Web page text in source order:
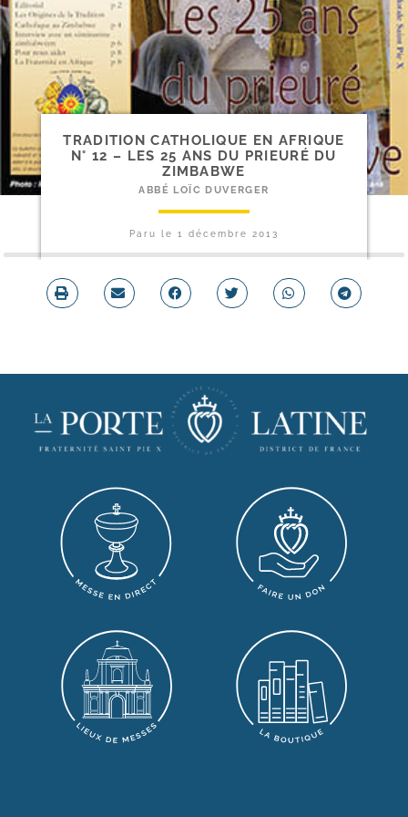
TRADITION CATHOLIQUE EN AFRIQUE
N° 12 – LES 25 ANS DU PRIEURÉ DU
ZIMBABWE
ABBÉ LOÏC DUVERGER
Paru le 1 décembre 2013